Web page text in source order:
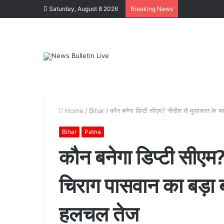
Saturday, August 8 2026 Breaking News
Home / Bihar / कौन बनेगा डिप्टी सीएम? नीतीश से मुलाकात के
Bihar Patna
कौन बनेगा डिप्टी
चिराग पासवान का बड़ा
हलचल तेज
के
दुगड्डा
पर
हादसा,